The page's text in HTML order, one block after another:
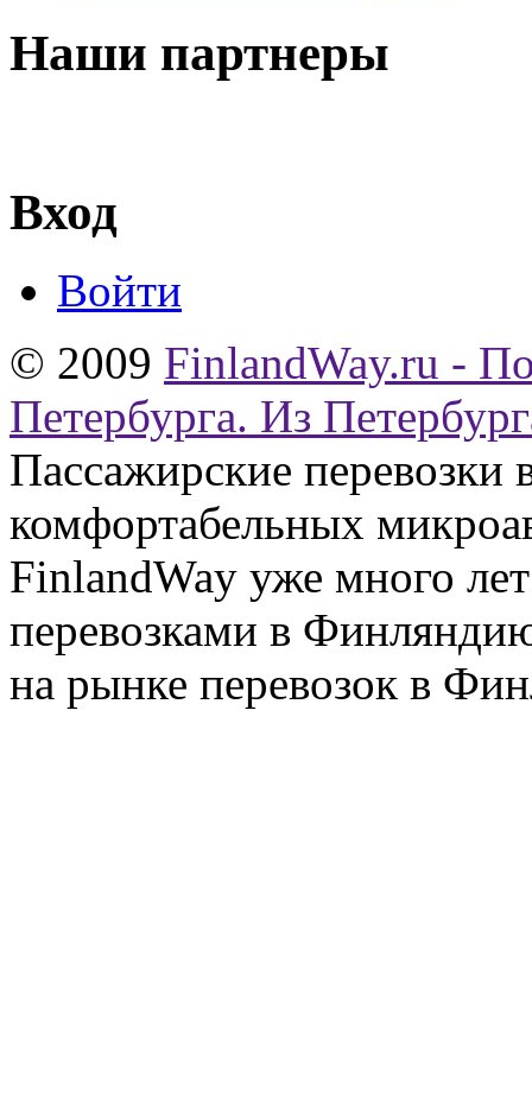
Наши партнеры
Вход
Войти
© 2009 FinlandWay.ru -
Петербурга. Из
Пассажирские
комфортабельных
FinlandWay уже много
перевозками в
на рынке перевозок в